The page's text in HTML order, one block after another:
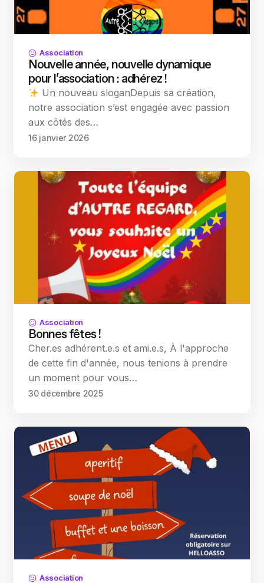
Association
Nouvelle année, nouvelle dynamique
pour l’association : adhérez !
Un nouveau sloganDepuis sa création,
notre association s’est engagée avec passion
aux côtés des…
16 janvier 2026
Association
Bonnes fêtes !
Cher.es adhérent.e.s et ami.e.s, À l'approche
de cette fin d'année, nous tenions à prendre
un moment pour vous…
30 décembre 2025
Association